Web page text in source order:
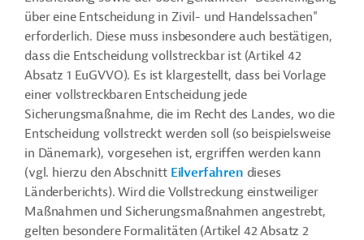
über eine Entscheidung in Zivil- und Handelssachen"
erforderlich. Diese muss insbesondere auch bestätigen,
dass die Entscheidung vollstreckbar ist (Artikel 42
Absatz 1 EuGVVO). Es ist klargestellt, dass bei Vorlage
einer vollstreckbaren Entscheidung jede
Sicherungsmaßnahme, die im Recht des Landes, wo die
Entscheidung vollstreckt werden soll (so beispielsweise
in Dänemark), vorgesehen ist, ergriffen werden kann
(vgl. hierzu den Abschnitt Eilverfahren dieses
Länderberichts). Wird die Vollstreckung einstweiliger
Maßnahmen und Sicherungsmaßnahmen angestrebt,
gelten besondere Formalitäten (Artikel 42 Absatz 2